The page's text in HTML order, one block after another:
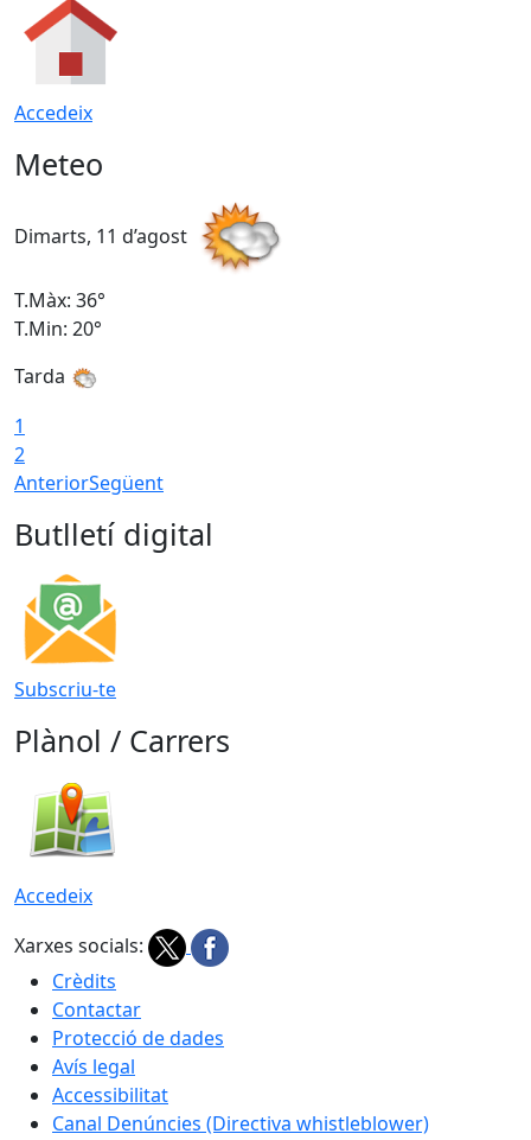
Accedeix
Meteo
Dimarts, 11 d’agost
T.Màx: 36°
T.Min: 20°
Tarda
1
2
AnteriorSegüent
Butlletí digital
Subscriu-te
Plànol / Carrers
Accedeix
Xarxes socials:
Crèdits
Contactar
Protecció de dades
Avís legal
Accessibilitat
Canal Denúncies (Directiva whistleblower)